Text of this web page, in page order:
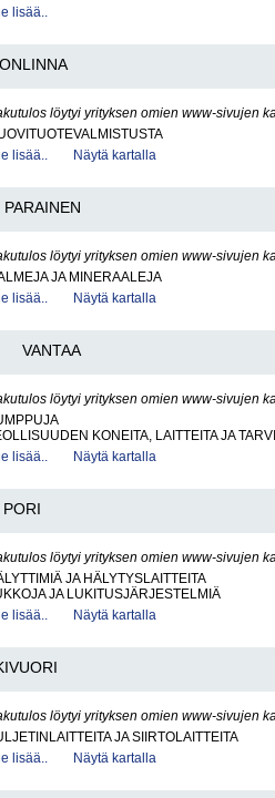
lisää..
löytyi yrityksen omien www-sivujen
lisää..
Näytä kartalla
PARAINEN
löytyi yrityksen omien www-sivujen
JA MINERAALEJA
lisää..
Näytä kartalla
VANTAA
löytyi yrityksen omien www-sivujen
KONEITA, LAITTEITA JA
lisää..
Näytä kartalla
PORI
löytyi yrityksen omien www-sivujen
JA HÄLYTYSLAITTEITA
JA LUKITUSJÄRJESTELMIÄ
lisää..
Näytä kartalla
löytyi yrityksen omien www-sivujen
JA SIIRTOLAITTEITA
lisää..
Näytä kartalla